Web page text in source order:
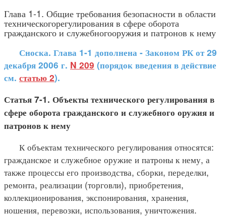
Глава 1-1. Общие требования безопасности в области
техническогорегулирования в сфере оборота
гражданского и служебногооружия и патронов к нему
Сноска. Глава 1-1 дополнена - Законом РК от 29
декабря 2006 г. N 209 (порядок введения в действие
см. статью 2).
Статья 7-1. Объекты технического регулирования в
сфере оборота гражданского и служебного оружия и
патронов к нему
К объектам технического регулирования относятся:
гражданское и служебное оружие и патроны к нему, а
также процессы его производства, сборки, переделки,
ремонта, реализации (торговли), приобретения,
коллекционирования, экспонирования, хранения,
ношения, перевозки, использования, уничтожения.